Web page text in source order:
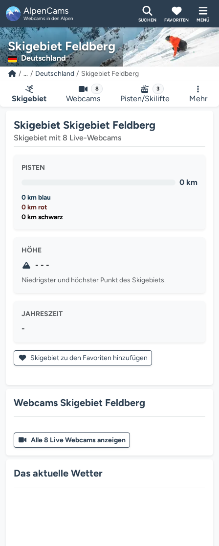
AlpenCams
Webcams in den Alpen SUCHEN FAVORITEN MENÜ
Skigebiet Feldberg
Deutschland
... Deutschland Skigebiet Feldberg
Skigebiet
8
Webcams
3
Pisten/Skilifte Mehr
Skigebiet Skigebiet Feldberg
Skigebiet mit 8 Live-Webcams
PISTEN
0 km
0 km blau
0 km rot
0 km schwarz
HÖHE
- - -
Niedrigster und höchster Punkt des Skigebiets.
JAHRESZEIT
-
Skigebiet zu den Favoriten hinzufügen
Webcams Skigebiet Feldberg
Alle 8 Live Webcams anzeigen
Das aktuelle Wetter